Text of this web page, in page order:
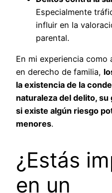
Especialmente
influir en la
parental.
En mi experiencia como
en derecho de familia,
la existencia de la
naturaleza del delito,
si existe algún riesgo
menores.
¿Estás
en un